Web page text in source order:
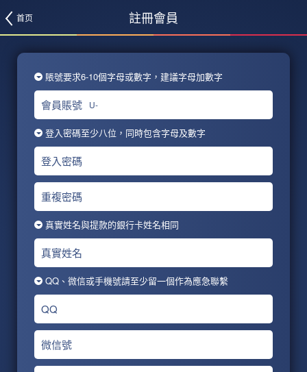
首页 註冊會員
賬號要求6-10個字母或數字，建議字母加數字
會員賬號 U-
登入密碼至少八位，同時包含字母及數字
登入密碼
重複密碼
真實姓名與提款的銀行卡姓名相同
真實姓名
QQ、微信或手機號請至少留一個作為應急聯繫
QQ
微信號